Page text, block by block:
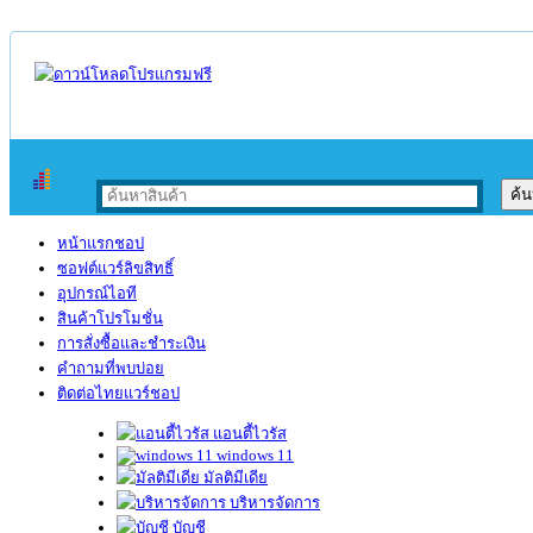
หน้าแรกชอป
ซอฟต์แวร์ลิขสิทธิ์
อุปกรณ์ไอที
สินค้าโปรโมชั่น
การสั่งซื้อและชำระเงิน
คำถามที่พบบ่อย
ติดต่อไทยแวร์ชอป
แอนตี้ไวรัส
windows 11
มัลติมีเดีย
บริหารจัดการ
บัญชี